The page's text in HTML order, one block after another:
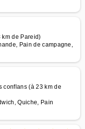
km de Pareid)
Pain de campagne,
conflans (à 23 km de
Quiche, Pain